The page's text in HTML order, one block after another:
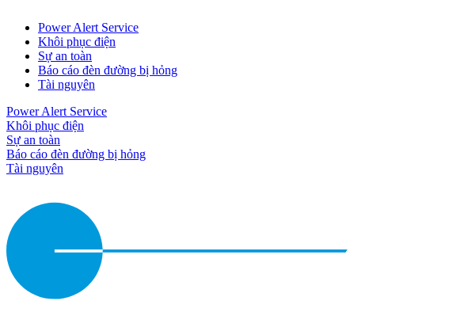
Power Alert Service
Khôi phục điện
Sự an toàn
Báo cáo đèn đường bị hỏng
Tài nguyên
Power Alert Service
Khôi phục điện
Sự an toàn
Báo cáo đèn đường bị hỏng
Tài nguyên